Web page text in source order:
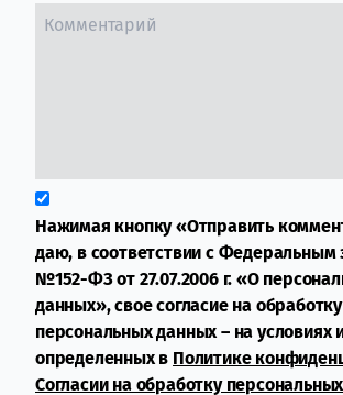
Нажимая кнопку «Отправить
даю, в соответствии с Федеральным
№152-ФЗ от 27.07.2006 г. «О
данных», свое согласие на
персональных данных – на условиях
определенных в Политике
Согласии на обработку